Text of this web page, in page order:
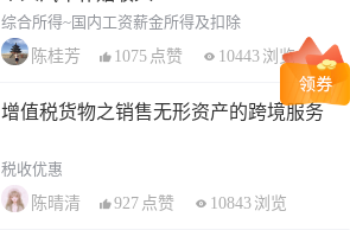
综合所得~国内工资薪金所得及扣除
陈桂芳
1075 点赞 10443 浏览
增值税货物之销售无形资产的跨境服务
税收优惠
陈晴清
927 点赞 10843 浏览